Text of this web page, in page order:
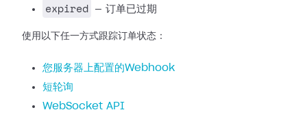
expired — 订单已过期
使用以下任一方式跟踪订单状态：
您服务器上配置的Webhook
短轮询
WebSocket API